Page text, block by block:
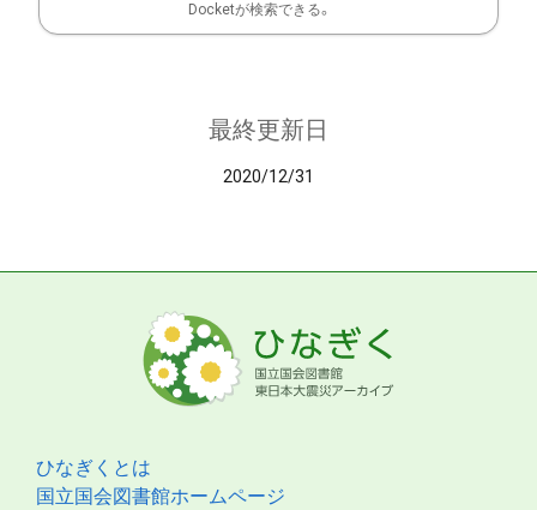
Docketが検索できる。
最終更新日
2020/12/31
ひなぎくとは
国立国会図書館ホームページ